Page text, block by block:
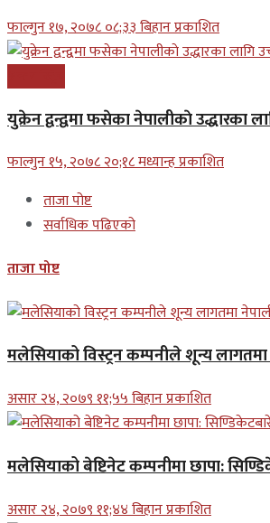
फाल्गुन १७, २०७८ ०८;३३ बिहान प्रकाशित
युक्रेन द्वन्द्वमा फसेका नेपालीकाे उद्धारका
फाल्गुन १५, २०७८ २०;१८ मध्यान्ह प्रकाशित
ताजा पोष्ट
सर्वाधिक पढिएको
ताजा पोष्ट
मलेसियाको विस्ट्रन कम्पनीले शून्य
असार २४, २०७९ ११;५५ बिहान प्रकाशित
मलेसियाको बेष्टिनेट कम्पनीमा छापा:
असार २४, २०७९ ११;४४ बिहान प्रकाशित